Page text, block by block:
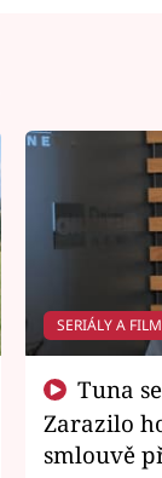
SERIÁLY A
Zarazilo
smlouvě